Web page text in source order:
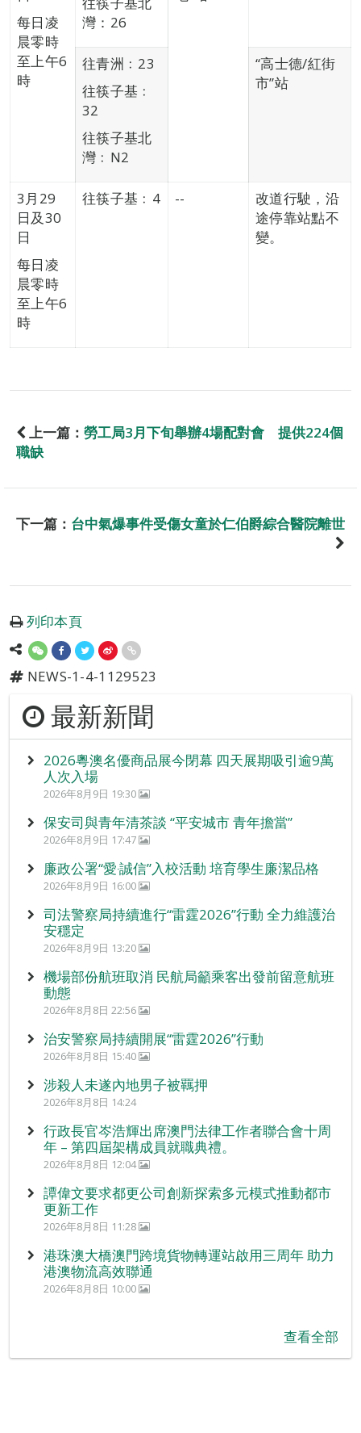
每日凌
晨零時
至上午6
時
灣：26
往青洲﹕23
往筷子基﹕
32
往筷子基北
灣﹕N2
“高士德/紅街
市”站
3月29
日及30
日
每日凌
晨零時
至上午6
時
往筷子基﹕4 --
改道行駛，沿
途停靠站點不
變。
上一篇： 勞工局3月下旬舉辦4場配對會 提供224個
職缺
下一篇： 台中氣爆事件受傷女童於仁伯爵綜合醫院離世
列印本頁
NEWS-1-4-1129523
最新新聞
2026粵澳名優商品展今閉幕 四天展期吸引逾9萬
人次入場
2026年8月9日 19:30
保安司與青年清茶談 “平安城市 青年擔當”
2026年8月9日 17:47
廉政公署“愛‧誠信”入校活動 培育學生廉潔品格
2026年8月9日 16:00
司法警察局持續進行“雷霆2026”行動 全力維護治
安穩定
2026年8月9日 13:20
機場部份航班取消 民航局籲乘客出發前留意航班
動態
2026年8月8日 22:56
治安警察局持續開展“雷霆2026”行動
2026年8月8日 15:40
涉殺人未遂內地男子被羈押
2026年8月8日 14:24
行政長官岑浩輝出席澳門法律工作者聯合會十周
年 – 第四屆架構成員就職典禮。
2026年8月8日 12:04
譚偉文要求都更公司創新探索多元模式推動都市
更新工作
2026年8月8日 11:28
港珠澳大橋澳門跨境貨物轉運站啟用三周年 助力
港澳物流高效聯通
2026年8月8日 10:00
查看全部